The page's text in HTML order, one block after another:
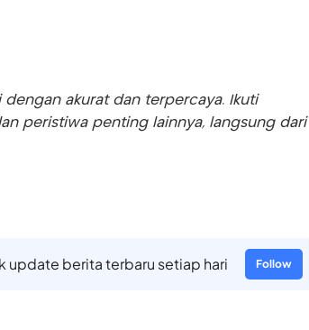
akurat dan terpercaya. Ikuti
peristiwa penting lainnya, langsung dari
update berita terbaru setiap hari Follow